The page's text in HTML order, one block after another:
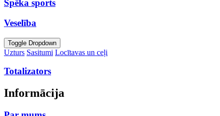
Spēka sports
Veselība
Toggle Dropdown
Uzturs Sasitumi Locītavas un ceļi
Totalizators
Informācija